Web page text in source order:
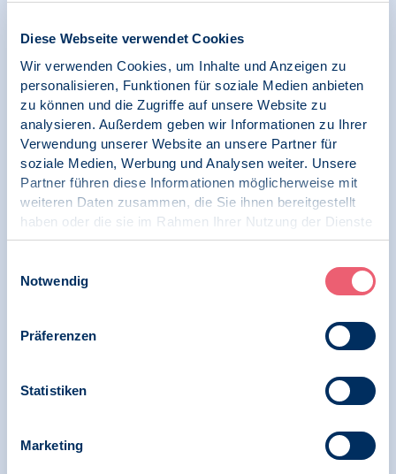
Diese Webseite verwendet Cookies
Wir verwenden Cookies, um Inhalte und Anzeigen zu
personalisieren, Funktionen für soziale Medien anbieten
zu können und die Zugriffe auf unsere Website zu
analysieren. Außerdem geben wir Informationen zu Ihrer
Verwendung unserer Website an unsere Partner für
soziale Medien, Werbung und Analysen weiter. Unsere
Partner führen diese Informationen möglicherweise mit
weiteren Daten zusammen, die Sie ihnen bereitgestellt
haben oder die sie im Rahmen Ihrer Nutzung der Dienste
gesammelt haben.
Notwendig
Präferenzen
Statistiken
Marketing
06.02.2024
Pressemitteilung | Digitale Gesellschaft und
Psychologie
BDP sieht Verwendung von hochsensiblen
Patientendaten kritisch /
Digitalisierungsgesetze im Gesundheitswesen
verabschiedet
09.11.2023
gewährleisten